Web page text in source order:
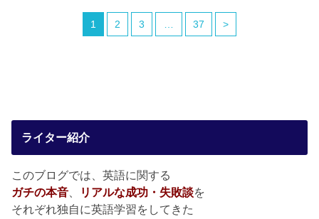
1 2 3 … 37 >
ライター紹介
このブログでは、英語に関する
ガチの本音
リアルな成功・失敗談を
それぞれ独自に英語学習をしてきた